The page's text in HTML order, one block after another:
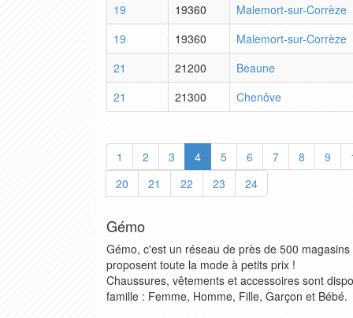
19
19360
Malemort-sur-Corrèze
19
19360
Malemort-sur-Corrèze
21
21200
Beaune
21
21300 Chenôve
1 2 3 4 5 6 7 8 9
20
21 22 23 24
Gémo
Gémo, c'est un réseau de près de 500
proposent toute la mode à petits prix !
Chaussures, vêtements et accessoires sont
famille : Femme, Homme, Fille, Garçon et Bébé.